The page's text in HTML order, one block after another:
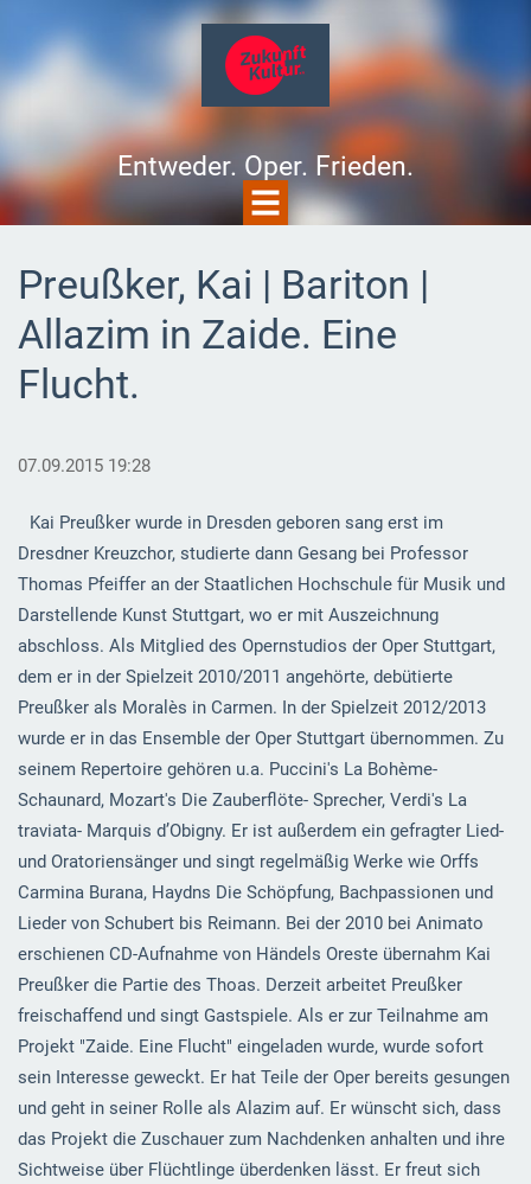
Entweder. Oper. Frieden.
Preußker, Kai | Bariton |
Allazim in Zaide. Eine
Flucht.
07.09.2015 19:28
Kai Preußker wurde in Dresden geboren sang erst im
Dresdner Kreuzchor, studierte dann Gesang bei Professor
Thomas Pfeiffer an der Staatlichen Hochschule für Musik und
Darstellende Kunst Stuttgart, wo er mit Auszeichnung
abschloss. Als Mitglied des Opernstudios der Oper Stuttgart,
dem er in der Spielzeit 2010/2011 angehörte, debütierte
Preußker als Moralès in Carmen. In der Spielzeit 2012/2013
wurde er in das Ensemble der Oper Stuttgart übernommen. Zu
seinem Repertoire gehören u.a. Puccini's La Bohème-
Schaunard, Mozart's Die Zauberflöte- Sprecher, Verdi's La
traviata- Marquis d’Obigny. Er ist außerdem ein gefragter Lied-
und Oratoriensänger und singt regelmäßig Werke wie Orffs
Carmina Burana, Haydns Die Schöpfung, Bachpassionen und
Lieder von Schubert bis Reimann. Bei der 2010 bei Animato
erschienen CD-Aufnahme von Händels Oreste übernahm Kai
Preußker die Partie des Thoas. Derzeit arbeitet Preußker
freischaffend und singt Gastspiele. Als er zur Teilnahme am
Projekt "Zaide. Eine Flucht" eingeladen wurde, wurde sofort
sein Interesse geweckt. Er hat Teile der Oper bereits gesungen
und geht in seiner Rolle als Alazim auf. Er wünscht sich, dass
das Projekt die Zuschauer zum Nachdenken anhalten und ihre
Sichtweise über Flüchtlinge überdenken lässt. Er freut sich